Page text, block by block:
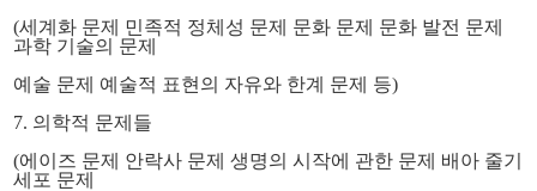
(세계화 문제
민족적 정체성 문제 문화 문제 문화 발전 문제
과학 기술의 문제
예술 문제 예술적 표현의 자유와 한계 문제 등)
7. 의학적 문제들
(에이즈 문제 안락사 문제 생명의 시작에 관한 문제 배아 줄기
세포 문제